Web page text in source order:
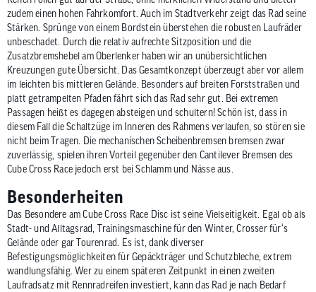
zudem einen hohen Fahrkomfort. Auch im Stadtverkehr zeigt das Rad seine
Stärken. Sprünge von einem Bordstein überstehen die robusten Laufräder
unbeschadet. Durch die relativ aufrechte Sitzposition und die
Zusatzbremshebel am Oberlenker haben wir an unübersichtlichen
Kreuzungen gute Übersicht. Das Gesamtkonzept überzeugt aber vor allem
im leichten bis mittleren Gelände. Besonders auf breiten Forststraßen und
platt getrampelten Pfaden fährt sich das Rad sehr gut. Bei extremen
Passagen heißt es dagegen absteigen und schultern! Schön ist, dass in
diesem Fall die Schaltzüge im Inneren des Rahmens verlaufen, so stören sie
nicht beim Tragen. Die mechanischen Scheibenbremsen bremsen zwar
zuverlässig, spielen ihren Vorteil gegenüber den Cantilever Bremsen des
Cube Cross Race jedoch erst bei Schlamm und Nässe aus.
Besonderheiten
Das Besondere am Cube Cross Race Disc ist seine Vielseitigkeit. Egal ob als
Stadt- und Alltagsrad, Trainingsmaschine für den Winter, Crosser für‘s
Gelände oder gar Tourenrad. Es ist, dank diverser
Befestigungsmöglichkeiten für Gepäckträger und Schutzbleche, extrem
wandlungsfähig. Wer zu einem späteren Zeitpunkt in einen zweiten
Laufradsatz mit Rennradreifen investiert, kann das Rad je nach Bedarf